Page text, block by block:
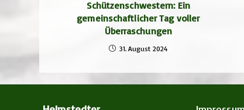
Schützenschwestern: Ein
gemeinschaftlicher Tag voller
Überraschungen
31. August 2024